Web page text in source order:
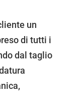
un
di tutti i
dal taglio